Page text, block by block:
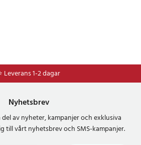
Leverans 1-2 dagar
Nyhetsbrev
av nyheter, kampanjer och exklusiva
till vårt nyhetsbrev och SMS-kampanjer.